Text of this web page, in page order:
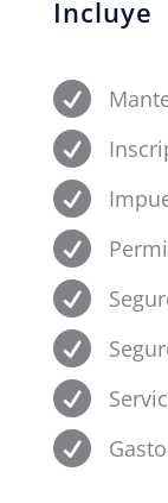
Incluye







